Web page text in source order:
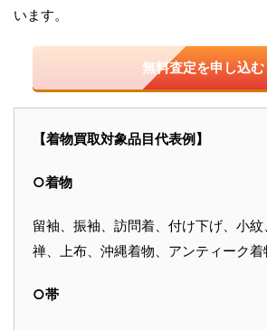
います。
無料査定を申し込む
【着物買取対象品目代表例】
○着物
留袖、振袖、訪問着、付け下げ、小
禅、上布、沖縄着物、アンティーク
○帯